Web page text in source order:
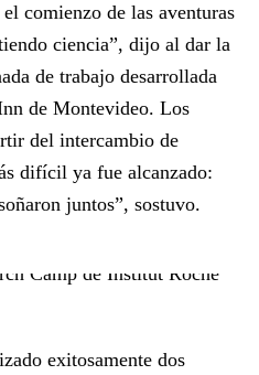
comienzo de las aventuras
ciencia”, dijo al dar la
de trabajo desarrollada
de Montevideo. Los
del intercambio de
difícil ya fue alcanzado:
juntos”, sostuvo.
exitosamente dos